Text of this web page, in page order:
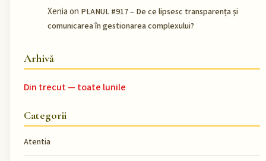
Xeniaon PLANUL #917 – De ce lipsesc transparența și
comunicarea în gestionarea complexului?
Arhivă
Din trecut — toate lunile
Categorii
Atentia